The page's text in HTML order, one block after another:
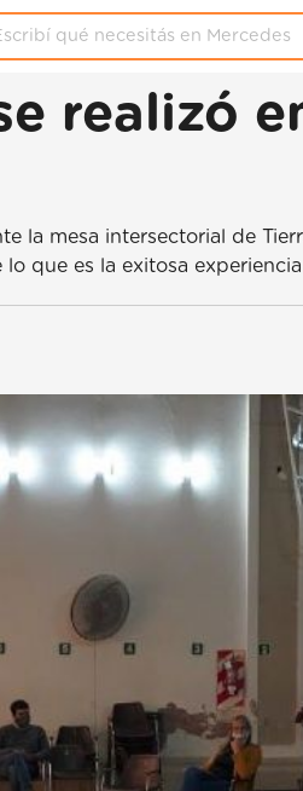
realizó
la mesa intersectorial de
que es la exitosa